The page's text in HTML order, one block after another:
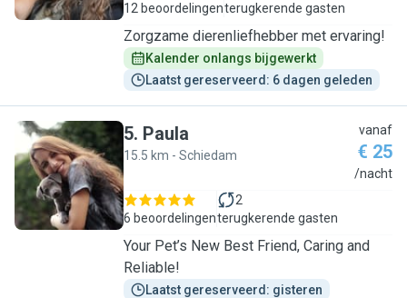
12 beoordelingenterugkerende gasten
Zorgzame dierenliefhebber met ervaring!
Kalender onlangs bijgewerkt
Laatst gereserveerd: 6 dagen geleden
P
5. Paula
15.5 km - Schiedam
vanaf
€ 25
/nacht
6 beoordelingen
2
terugkerende gasten
Your Pet’s New Best Friend, Caring and
Reliable!
Laatst gereserveerd: gisteren